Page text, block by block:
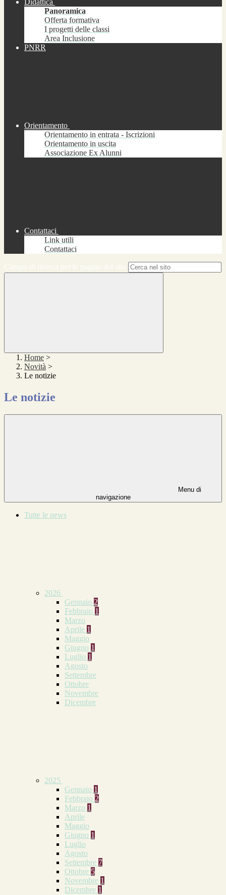
Didattica
Panoramica
Offerta formativa
I progetti delle classi
Area Inclusione
PNRR
Orientamento
Orientamento in entrata - Iscrizioni
Orientamento in uscita
Associazione Ex Alunni
Contattaci
Link utili
Contattaci
Home >
Novità >
Le notizie
Le notizie
Menu di
navigazione
Tutte le news
2026
Gennaio 2
Febbraio 1
Marzo
Aprile 1
Maggio
Giugno 1
Luglio 1
Agosto
Settembre
Ottobre
Novembre
Dicembre
2025
Gennaio 1
Febbraio 2
Marzo 1
Aprile
Maggio
Giugno 1
Luglio
Agosto
Settembre 7
Ottobre 5
Novembre 1
Dicembre 1